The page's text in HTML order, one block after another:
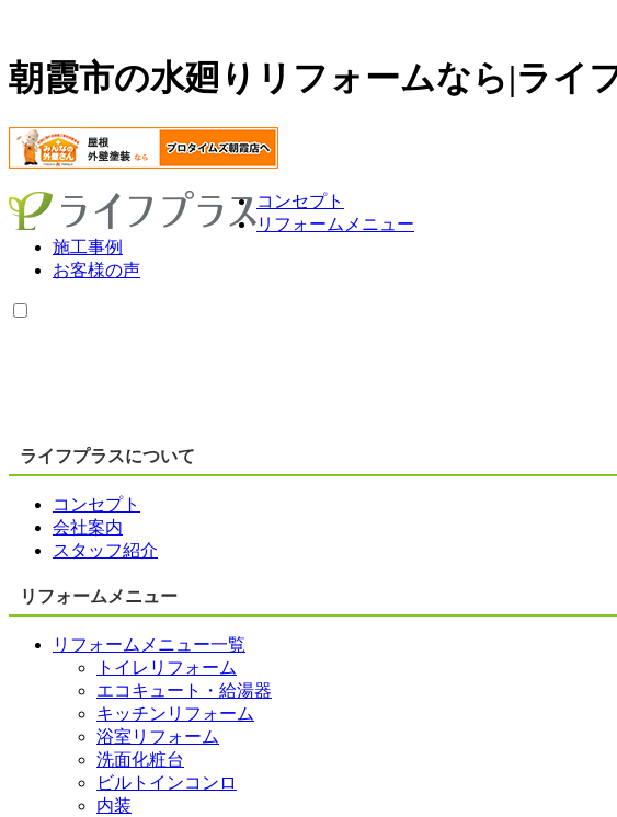
朝霞市の水廻りリフォームなら|ライ
コンセプト
リフォームメニュー
施工事例
お客様の声
ライフプラスについて
コンセプト
会社案内
スタッフ紹介
リフォームメニュー
リフォームメニュー一覧
トイレリフォーム
エコキュート・給湯器
キッチンリフォーム
浴室リフォーム
洗面化粧台
ビルトインコンロ
内装